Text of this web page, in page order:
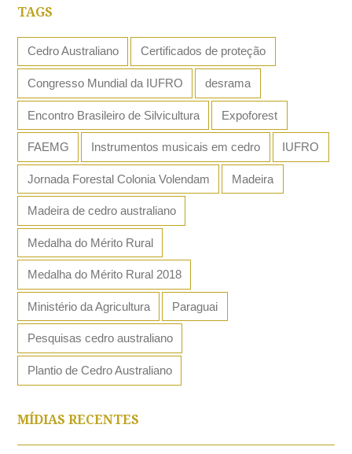
TAGS
Cedro Australiano Certificados de proteção
Congresso Mundial da IUFRO desrama
Encontro Brasileiro de Silvicultura Expoforest
FAEMG Instrumentos musicais em cedro IUFRO
Jornada Forestal Colonia Volendam Madeira
Madeira de cedro australiano
Medalha do Mérito Rural
Medalha do Mérito Rural 2018
Ministério da Agricultura Paraguai
Pesquisas cedro australiano
Plantio de Cedro Australiano
MÍDIAS RECENTES